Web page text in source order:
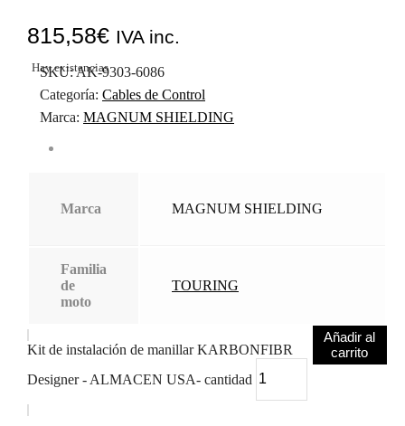
815,58€ IVA inc.
Hay existencias
SKU:AK-9303-6086
Categoría: Cables de Control
Marca: MAGNUM SHIELDING
Marca MAGNUM SHIELDING
Familia
de
moto
TOURING
Kit de instalación de manillar KARBONFIBR
Designer - ALMACEN USA- cantidad
Añadir al
carrito